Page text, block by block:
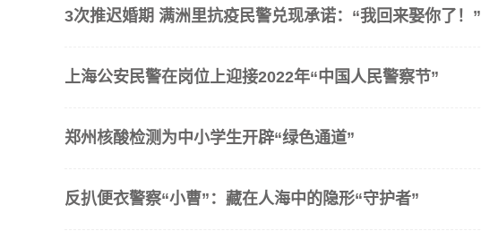
3次推迟婚期 满洲里抗疫民警兑现承诺：“我回来娶你了！”
上海公安民警在岗位上迎接2022年“中国人民警察节”
郑州核酸检测为中小学生开辟“绿色通道”
反扒便衣警察“小曹”：藏在人海中的隐形“守护者”